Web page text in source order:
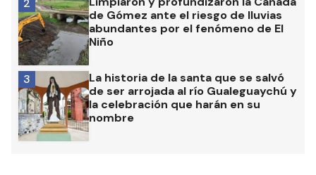
de Gómez ante el riesgo de lluvias
abundantes por el fenómeno de El
Niño
2
La historia de la santa que se salvó
de ser arrojada al río Gualeguaychú y
la celebración que harán en su
nombre
3